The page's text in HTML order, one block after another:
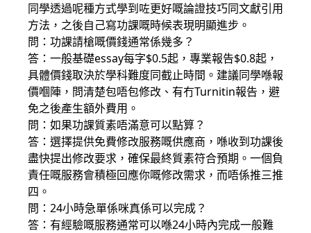
同學透過呢種方式學到咗更好嘅論證技巧同文獻引用
方法，之後自己寫功課嘅時候表現明顯進步。
問：功課請槍嘅價錢通常係幾多？
答：一般基礎essay每字$0.5起，專業報告$0.8起，
具體價錢取決於學科難度同截止時間。建議同學喺報
價嗰陣，問清楚包唔包修改、有冇Turnitin報告，避
免之後產生額外費用。
問：如果功課質素唔滿意可以點算？
答：選擇提供免費修改服務嘅供應商，喺收到功課後
盡快提出修改要求，確保最終質素符合預期。一個負
責任嘅服務會積極回應你嘅修改需求，而唔係推三推
四。
問：24小時急單係咪真係可以完成？
答：有經驗嘅服務通常可以喺24小時內完成一般難